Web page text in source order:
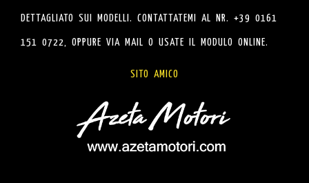
DETTAGLIATO SUI MODELLI. CONTATTATEMI AL NR. +39 0161
151 0722, OPPURE VIA MAIL O USATE IL MODULO ONLINE.
SITO AMICO